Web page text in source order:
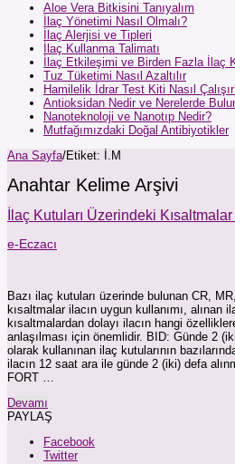
Aloe Vera Bitkisini Tanıyalım
İlaç Yönetimi Nasıl Olmalı?
İlaç Alerjisi ve Tipleri
İlaç Kullanma Talimatı
İlaç Etkileşimi ve Birden Fazla İlaç
Tuz Tüketimi Nasıl Azaltılır
Hamilelik İdrar Test Kiti Nasıl
Antioksidan Nedir ve Nerelerde
Nanoteknoloji ve Nanotıp Nedir?
Mutfağımızdaki Doğal Antibiyotikler
Ana Sayfa/Etiket: İ.M
Anahtar Kelime Arşivi
İlaç Kutuları Üzerindeki
e-Eczacı
Bazı ilaç kutuları üzerinde bulunan CR,
kısaltmalar ilacın uygun kullanımı, alınan
kısaltmalardan dolayı ilacın hangi
anlaşılması için önemlidir. BID: Günde 2
olarak kullanınan ilaç kutularının
ilacın 12 saat ara ile günde 2 (iki) defa
FORT …
Devamı
PAYLAŞ
Facebook
Twitter